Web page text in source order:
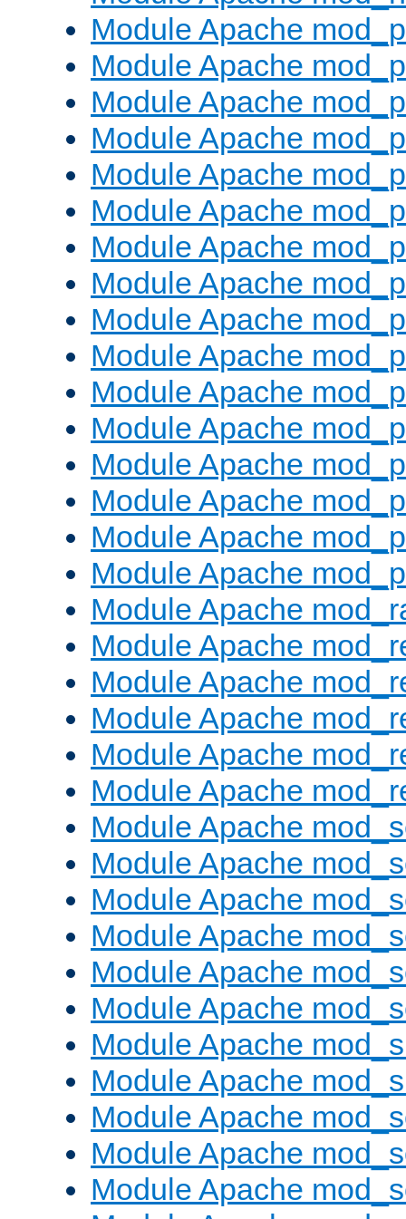
Module Apache
Module Apache
Module Apache
Module Apache
Module Apache
Module Apache
Module Apache
Module Apache
Module Apache
Module Apache
Module Apache
Module Apache
Module Apache
Module Apache
Module Apache
Module Apache
Module Apache
Module Apache
Module Apache
Module Apache
Module Apache
Module Apache
Module Apache
Module Apache
Module Apache
Module Apache
Module Apache
Module Apache
Module Apache
Module Apache
Module Apache
Module Apache
Module Apache